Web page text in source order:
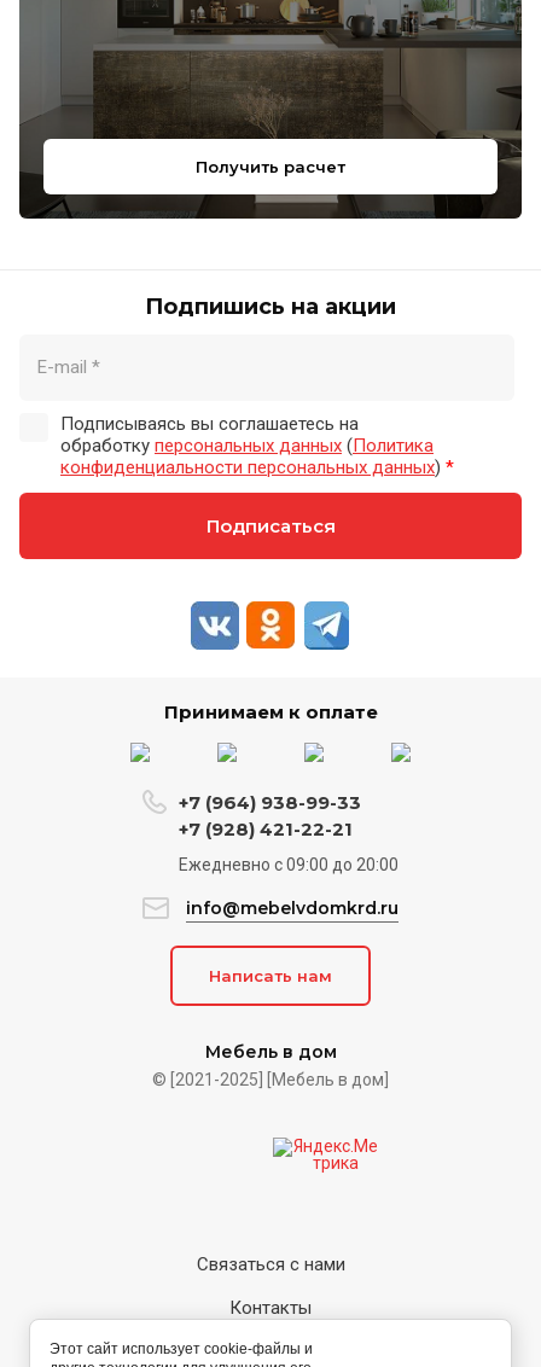
Получить расчет
Подпишись на акции
Подписываясь вы соглашаетесь на
обработку персональных данных (Политика
конфиденциальности персональных данных) *
Подписаться
Принимаем к оплате
Мебель в дом
© [2021-2025] [Мебель в дом]
+7 (964) 938-99-33
+7 (928) 421-22-21
Ежедневно c 09:00 до 20:00
info@mebelvdomkrd.ru
Написать нам
Связаться с нами
Контакты
Политика конфиденциальности
Этот сайт использует cookie-файлы и